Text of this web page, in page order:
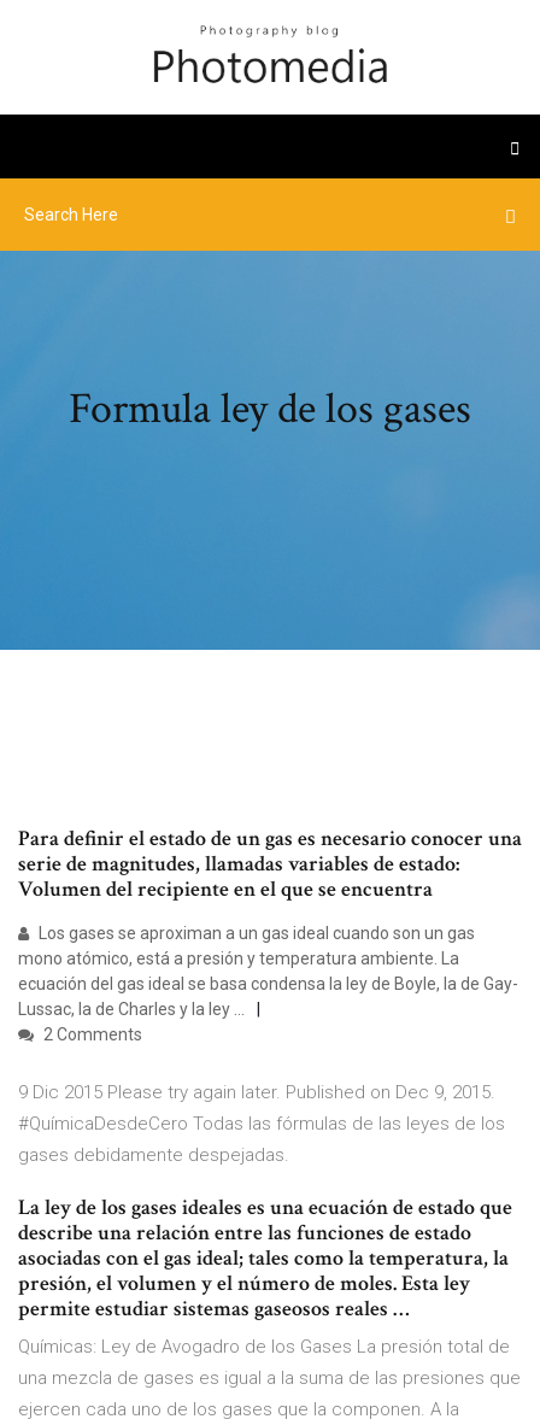
Formula ley de los gases
Para definir el estado de un gas es necesario conocer una
serie de magnitudes, llamadas variables de estado:
Volumen del recipiente en el que se encuentra
Los gases se aproximan a un gas ideal cuando son un gas
mono atómico, está a presión y temperatura ambiente. La
ecuación del gas ideal se basa condensa la ley de Boyle, la de Gay-
Lussac, la de Charles y la ley …
2 Comments
9 Dic 2015 Please try again later. Published on Dec 9, 2015.
#QuímicaDesdeCero Todas las fórmulas de las leyes de los
gases debidamente despejadas.
La ley de los gases ideales es una ecuación de estado que
describe una relación entre las funciones de estado
asociadas con el gas ideal; tales como la temperatura, la
presión, el volumen y el número de moles. Esta ley
permite estudiar sistemas gaseosos reales …
Químicas: Ley de Avogadro de los Gases La presión total de
una mezcla de gases es igual a la suma de las presiones que
ejercen cada uno de los gases que la componen. A la